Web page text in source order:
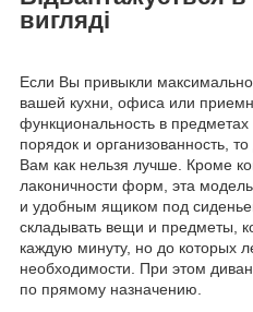
вигляді
Если Вы привыкли максимально
вашей кухни, офиса или
функциональность в
порядок и организованность,
Вам как нельзя лучше. Кроме
лаконичности форм, эта
и удобным ящиком под
складывать вещи и предметы,
каждую минуту, но до которых
необходимости. При этом
по прямому назначению.